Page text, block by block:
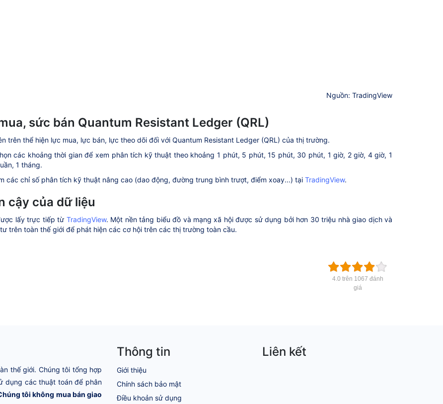
Nguồn: TradingView
sức bán Quantum Resistant Ledger (QRL)
trên thể hiện lực mua, lực bán, lực theo dõi đối với Quantum Resistant Ledger (QRL) của thị trường.
các khoảng thời gian để xem phân tích kỹ thuật theo khoảng 1 phút, 5 phút, 15 phút, 30 phút, 1 giờ, 2 giờ, 4 giờ, 1
1 tháng.
các chỉ số phân tích kỹ thuật nâng cao (dao động, đường trung bình trượt, điểm xoay...) tại TradingView.
cậy của dữ liệu
lấy trực tiếp từ TradingView. Một nền tảng biểu đồ và mạng xã hội được sử dụng bởi hơn 30 triệu nhà giao dịch và
trên toàn thế giới để phát hiện các cơ hội trên các thị trường toàn cầu.
4.0 trên 1067 đánh
giá
thế giới. Chúng tôi tổng hợp
dụng các thuật toán để phân
tôi không mua bán giao
Thông tin
Giới thiệu
Chính sách bảo mật
Điều khoản sử dụng
Liên kết